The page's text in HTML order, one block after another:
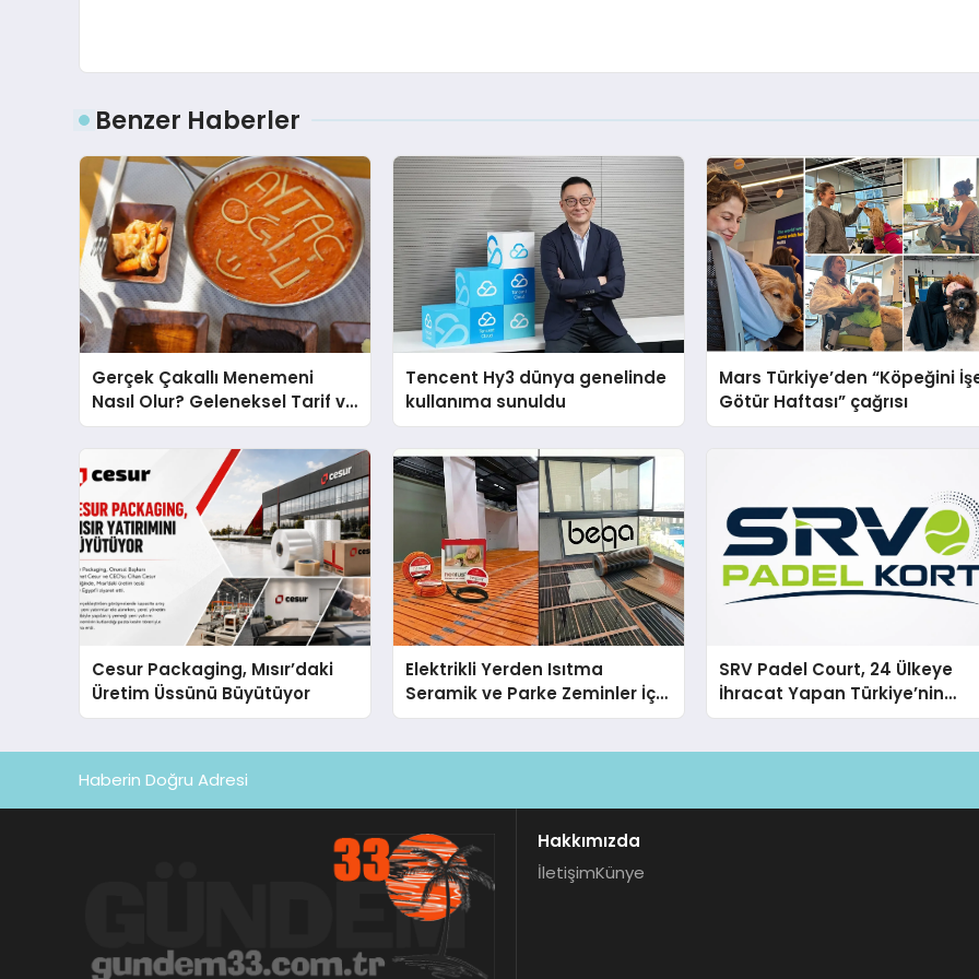
Benzer Haberler
Gerçek Çakallı Menemeni
Nasıl Olur? Geleneksel Tarif ve
Sunum
Tencent Hy3 dünya genelinde
kullanıma sunuldu
Mars Türkiye’den “Köpeğini
Götür Haftası” çağrısı
Cesur Packaging, Mısır’daki
Üretim Üssünü Büyütüyor
Elektrikli Yerden Isıtma
Seramik ve Parke Zeminler İçin
En Verimli Çözümler
SRV Padel Court, 24 Ülkeye
İhracat Yapan Türkiye’nin
Padel Kortu Üretim Gücü
Haberin Doğru Adresi
Hakkımızda
İletişimKünye